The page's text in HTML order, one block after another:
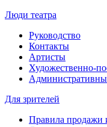
Люди театра
Руководство
Контакты
Артисты
Художественно-
Для зрителей
Правила продажи